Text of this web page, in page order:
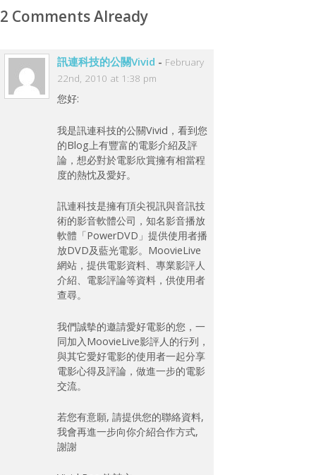
2 Comments Already
訊連科技的公關Vivid - February
22nd, 2010 at 1:38 pm
您好:
我是訊連科技的公關Vivid，看到您
的Blog上有豐富的電影介紹及評
論，想必對於電影欣賞擁有相當程
度的熱忱及愛好。
訊連科技是擁有頂尖視訊與音訊技
術的影音軟體公司，知名影音播放
軟體「PowerDVD」提供使用者播
放DVD及藍光電影。MoovieLive
網站，提供電影資料、專業影評人
介紹、電影評論等資料，供使用者
查尋。
我們誠摰的邀請愛好電影的您，一
同加入MoovieLive影評人的行列，
與其它愛好電影的使用者一起分享
電影心得及評論，做進一步的電影
交流。
若您有意願, 請提供您的聯絡資料,
我會再進一步向你介紹合作方式,
謝謝